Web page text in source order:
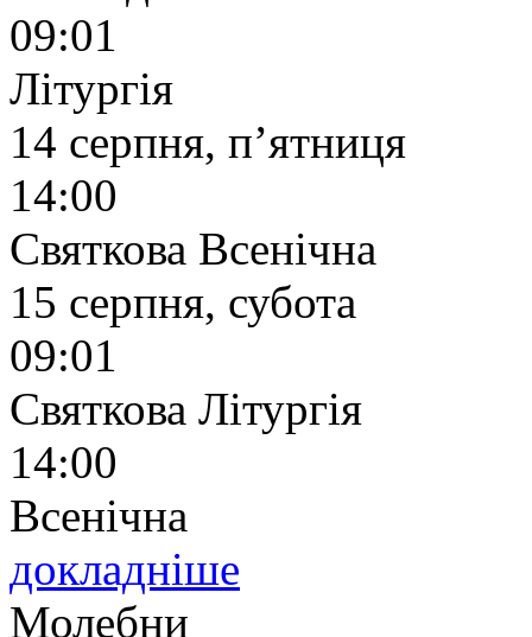
09:01
Літургія
14 серпня, п’ятниця
14:00
Святкова Всенічна
15 серпня, субота
09:01
Святкова Літургія
14:00
Всенічна
докладніше
Молебни